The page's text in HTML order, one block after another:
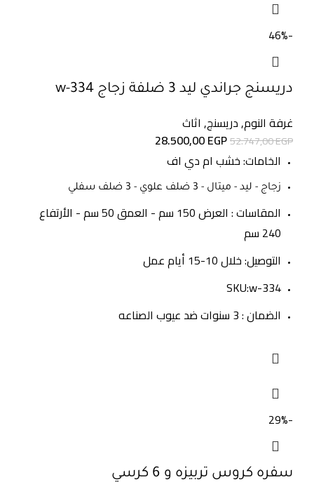
-46%
دريسنج جراندي ليد 3 ضلفة زجاج w-334
غرفة النوم,دريسنج, اثاث
52.747,00EGP
28.500,00EGP
الخامات: خشب ام دي اف
زجاج - ليد - ميتال - 3 ضلف علوي - 3 ضلف سفلي
المقاسات : العرض 150 سم - العمق 50 سم - الأرتفاع
240 سم
التوصيل: خلال 10-15 أيام عمل
SKU:w-334
الضمان : 3 سنوات ضد عيوب الصناعه
-29%
سفره كروس تربيزه و 6 كرسي